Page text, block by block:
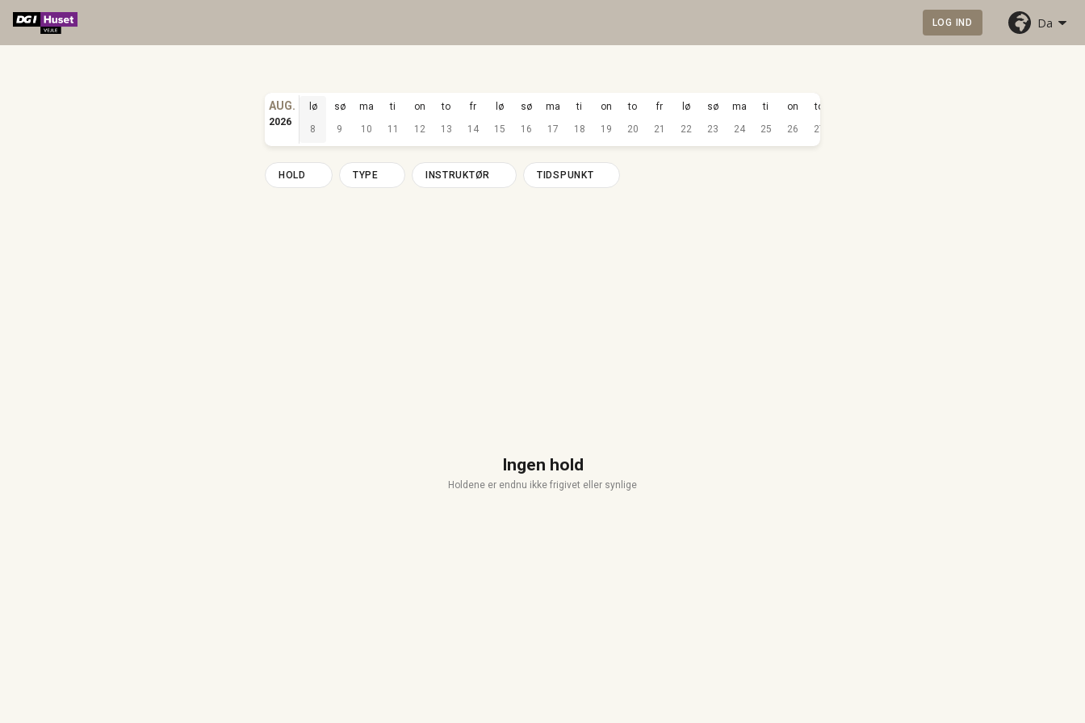
LOG IND Da
AUG.
2026
lø
8
sø
9
ma
10
ti
11
on
12
to
13
fr
14
lø
15
sø
16
ma
17
ti
18
on
19
to
20
fr
21
lø
22
sø
23
ma
24
ti
25
on
26
to
27
HOLD TYPE INSTRUKTØR TIDSPUNKT
Ingen hold
Holdene er endnu ikke frigivet eller synlige